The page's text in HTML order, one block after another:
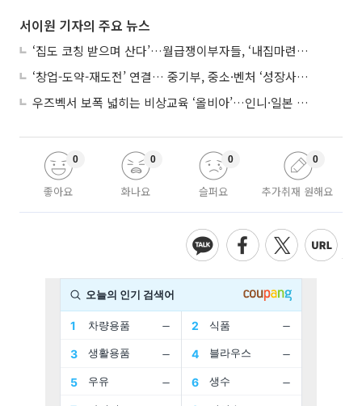
서이원 기자의 주요 뉴스
‘집도 코칭 받으며 산다’…월급쟁이부자들, ‘내집마련’ 신청 증가세
‘창업-도약-재도전’ 연결… 중기부, 중소·벤처 ‘성장사다리’ 짓는다
우즈벡서 보폭 넓히는 비상교육 ‘올비아’…인니·일본 진출 타진
좋아요
0
화나요
0
슬퍼요
0
추가취재 원해요
0